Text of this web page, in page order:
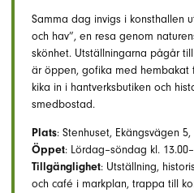
Samma dag invigs i konsthallen
och hav”, en resa genom
skönhet. Utställningarna pågår
är öppen, gofika med
kika in i hantverksbutiken och
smedbostad.
Plats: Stenhuset, Ekängsvägen
Öppet: Lördag–söndag kl.
Tillgänglighet: Utställning,
och café i markplan, trappa till